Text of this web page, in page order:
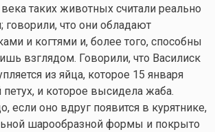
таких животных считали реально
что они обладают
и когтями и, более того, способны
взглядом. Говорили, что Василиск
из яйца, которое 15 января
и которое высидела жаба.
если оно вдруг появится в курятнике,
шарообразной формы и покрыто